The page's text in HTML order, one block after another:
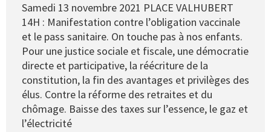
Samedi 13 novembre 2021 PLACE VALHUBERT
14H : Manifestation contre l’obligation vaccinale
et le pass sanitaire. On touche pas à nos enfants.
Pour une justice sociale et fiscale, une démocratie
directe et participative, la réécriture de la
constitution, la fin des avantages et privilèges des
élus. Contre la réforme des retraites et du
chômage. Baisse des taxes sur l’essence, le gaz et
l’électricité